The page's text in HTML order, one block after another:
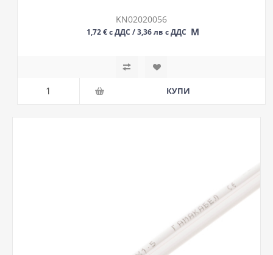
KN02020056
1,72 € с ДДС / 3,36 лв с ДДС М